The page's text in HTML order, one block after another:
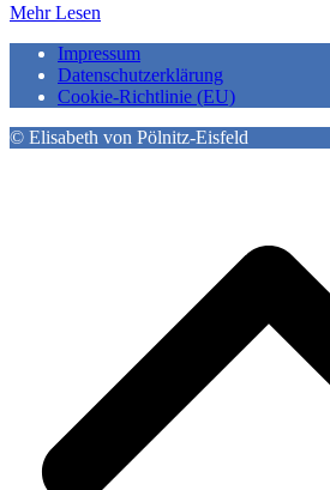
Mehr Lesen
Impressum
Datenschutzerklärung
Cookie-Richtlinie (EU)
© Elisabeth von Pölnitz-Eisfeld